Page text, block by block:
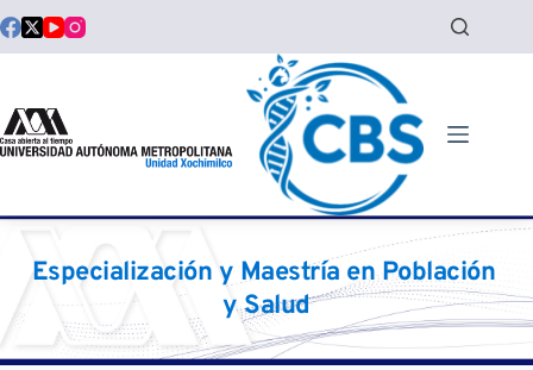
al
contenido
Especialización y Maestría en Población
y Salud